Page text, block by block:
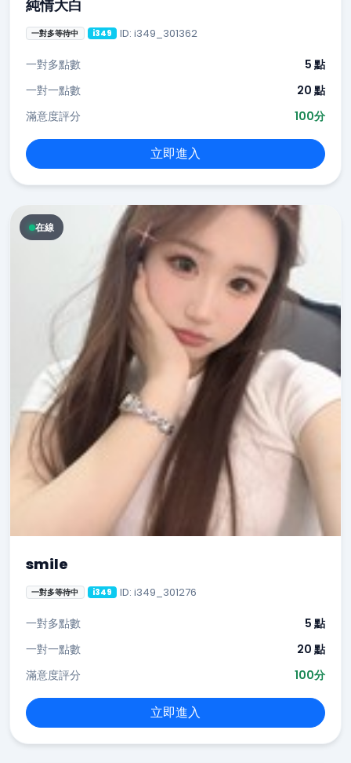
純情大白
一對多等待中 i349 ID: i349_301362
一對多點數
5 點
一對一點數
20 點
滿意度評分
100分
立即進入
在線
smile
一對多等待中 i349 ID: i349_301276
一對多點數
5 點
一對一點數
20 點
滿意度評分
100分
立即進入